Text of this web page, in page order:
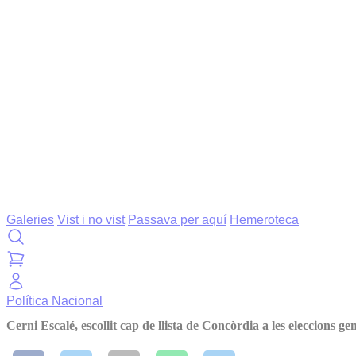
Galeries Vist i no vist Passava per aquí Hemeroteca
Política Nacional
Cerni Escalé, escollit cap de llista de Concòrdia a les eleccions